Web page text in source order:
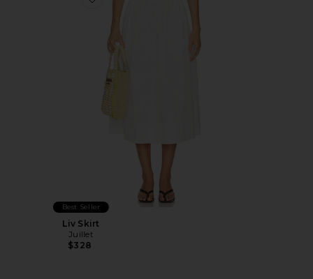
Favorite Liv Skirt
Best Seller
Liv Skirt
Juillet
$328